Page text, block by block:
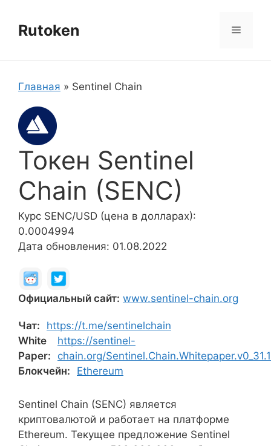
содержимому
Rutoken Меню
Главная » Sentinel Chain
Токен Sentinel
Chain (SENC)
Курс SENC/USD (цена в долларах):
0.0004994
Дата обновления: 01.08.2022
Официальный сайт: www.sentinel-chain.org
Чат:
https://t.me/sentinelchain
White
Paper:
https://sentinel-
chain.org/
Блокчейн:
Ethereum
Sentinel Chain (SENC) является
криптовалютой и работает на платформе
Ethereum. Текущее предложение Sentinel